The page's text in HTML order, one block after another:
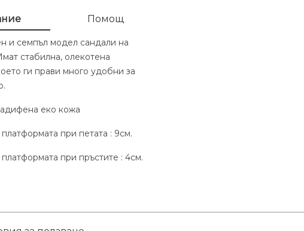
Помощ
и семпъл модел сандали на
стабилна, олекотена
ги прави много удобни за
еко кожа
при петата : 9см.
при пръстите : 4см.